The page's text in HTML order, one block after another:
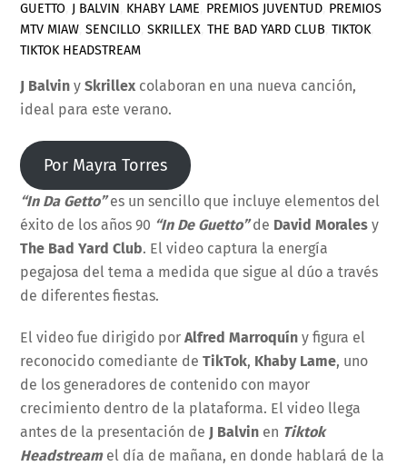
GUETTO J BALVIN KHABY LAME PREMIOS JUVENTUD PREMIOS
MTV MIAW ,SENCILLO ,SKRILLEX ,THE BAD YARD CLUB ,TIKTOK,
TIKTOK HEADSTREAM
J Balvin ySkrillex colaboran en una nueva canción,
ideal para este verano.
Por Mayra Torres
“In Da Getto”es un sencillo que incluye elementos del
éxito de los años 90 “In De Guetto”de David Morales y
The Bad Yard Club. El video captura la energía
pegajosa del tema a medida que sigue al dúo a través
de diferentes fiestas.
El video fue dirigido por Alfred Marroquíny figura el
reconocido comediante deTikTok, Khaby Lame, uno
de los generadores de contenido con mayor
crecimiento dentro de la plataforma. El video llega
antes de la presentación de J Balvin en Tiktok
Headstreamel día de mañana, en donde hablará de la